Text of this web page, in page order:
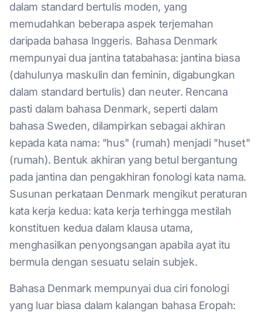
dalam standard bertulis moden, yang
memudahkan beberapa aspek terjemahan
daripada bahasa Inggeris. Bahasa Denmark
mempunyai dua jantina tatabahasa: jantina biasa
(dahulunya maskulin dan feminin, digabungkan
dalam standard bertulis) dan neuter. Rencana
pasti dalam bahasa Denmark, seperti dalam
bahasa Sweden, dilampirkan sebagai akhiran
kepada kata nama: "hus" (rumah) menjadi "huset"
(rumah). Bentuk akhiran yang betul bergantung
pada jantina dan pengakhiran fonologi kata nama.
Susunan perkataan Denmark mengikut peraturan
kata kerja kedua: kata kerja terhingga mestilah
konstituen kedua dalam klausa utama,
menghasilkan penyongsangan apabila ayat itu
bermula dengan sesuatu selain subjek.
Bahasa Denmark mempunyai dua ciri fonologi
yang luar biasa dalam kalangan bahasa Eropah: